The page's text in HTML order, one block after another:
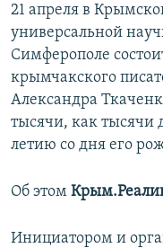
поискуИНФОГРАФИКА
ТЕЛЕПРОЕКТ
СОВЕТЫ
ПРОПАВШИЕ БЕЗ ВЕСТИ
ПОБЕДИТЕЛЕЙ НЕ
УКРАИНСКАЯ
КАК ОБОЙТИ
Українською
Qırımtatar
ПРИСОЕДИНЯЙТЕСЬ!
21 апреля в
универсальной
Симферополе
крымчакского
Александра
тысячи, как тысячи
летию со дня его
Об этом
Инициатором и